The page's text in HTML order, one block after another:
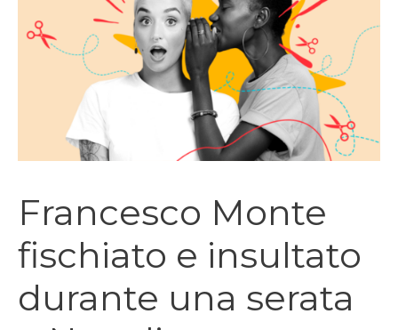
Francesco Monte
fischiato e insultato
durante una serata